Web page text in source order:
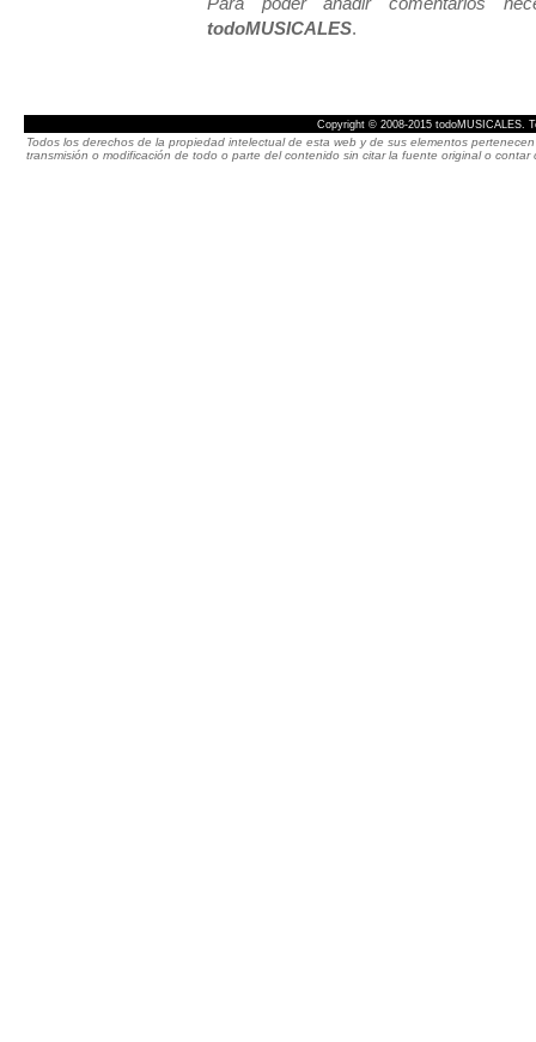
todoMUSICALES.
Copyright © 2008-2015 todoMUSICALES.
Todos los derechos de la propiedad intelectual de esta web y de sus elementos
transmisión o modificación de todo o parte del contenido sin citar la fuente original o